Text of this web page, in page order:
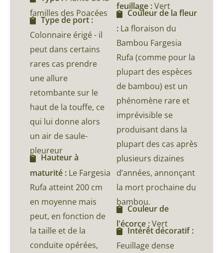
familles des Poacées
Type de port :
Colonnaire érigé - il
peut dans certains
rares cas prendre
une allure
retombante sur le
haut de la touffe, ce
qui lui donne alors
un air de saule-
pleureur
Hauteur à
maturité : Le Fargesia
Rufa atteint 200 cm
en moyenne mais
peut, en fonction de
la taille et de la
conduite opérées,
feuillage :Vert
Couleur de la fleur
: La floraison du
Bambou Fargesia
Rufa (comme pour la
plupart des espèces
de bambou) est un
phénomène rare et
imprévisible se
produisant dans la
plupart des cas après
plusieurs dizaines
d’années, annonçant
la mort prochaine du
bambou.
Couleur de
l'écorce :Vert
Intérêt décoratif :
Feuillage dense